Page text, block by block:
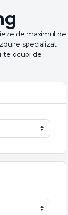
de maximul de
specializat
te ocupi de